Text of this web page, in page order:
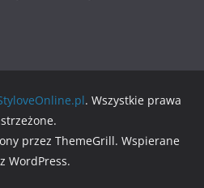
. Wszystkie prawa
przez ThemeGrill. Wspierane
WordPress.